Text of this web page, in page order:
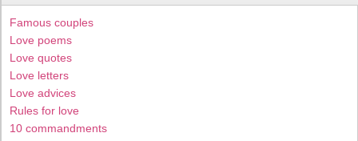
Famous couples
Love poems
Love quotes
Love letters
Love advices
Rules for love
10 commandments